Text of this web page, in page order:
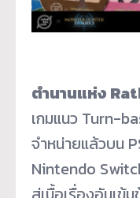
ตำนานแห่ง
เกมแนว Turn-
จำหน่ายแล้วบน
Nintendo